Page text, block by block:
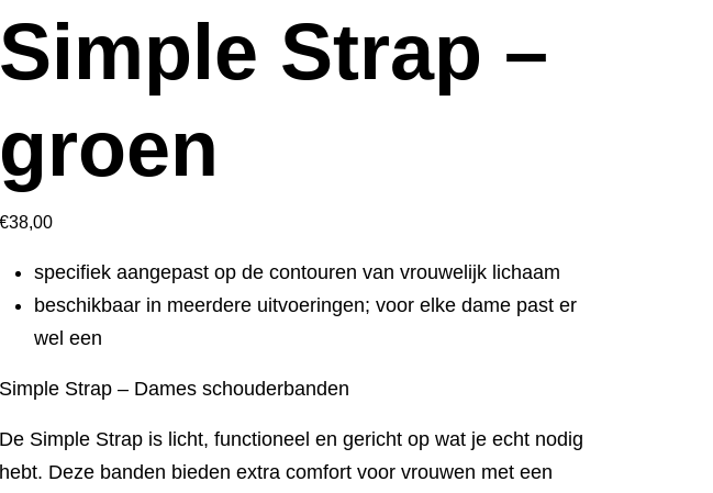
Simple Strap –
groen
€38,00
specifiek aangepast op de contouren van vrouwelijk lichaam
beschikbaar in meerdere uitvoeringen; voor elke dame past er
wel een
Simple Strap – Dames schouderbanden
De Simple Strap is licht, functioneel en gericht op wat je echt nodig
hebt. Deze banden bieden extra comfort voor vrouwen met een